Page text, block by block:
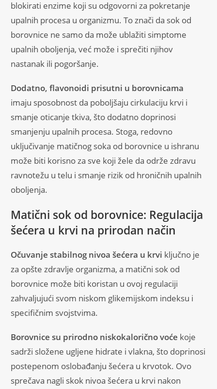
blokirati enzime koji su odgovorni za pokretanje
upalnih procesa u organizmu. To znači da sok od
borovnice ne samo da može ublažiti simptome
upalnih oboljenja, već može i sprečiti njihov
nastanak ili pogoršanje.
Dodatno, flavonoidi prisutni u borovnicama
imaju sposobnost da poboljšaju cirkulaciju krvi i
smanje oticanje tkiva, što dodatno doprinosi
smanjenju upalnih procesa. Stoga, redovno
uključivanje matičnog soka od borovnice u ishranu
može biti korisno za sve koji žele da održe zdravu
ravnotežu u telu i smanje rizik od hroničnih upalnih
oboljenja.
Matični sok od borovnice: Regulacija
šećera u krvi na prirodan način
Očuvanje stabilnog nivoa šećera u krvi ključno je
za opšte zdravlje organizma, a matični sok od
borovnice može biti koristan u ovoj regulaciji
zahvaljujući svom niskom glikemijskom indeksu i
specifičnim svojstvima.
Borovnice su prirodno niskokalorično voće koje
sadrži složene ugljene hidrate i vlakna, što doprinosi
postepenom oslobađanju šećera u krvotok. Ovo
sprečava nagli skok nivoa šećera u krvi nakon